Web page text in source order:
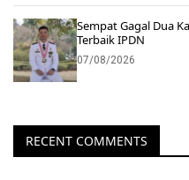
Sempat Gagal Dua
Terbaik IPDN
07/08/2026
RECENT COMMENTS